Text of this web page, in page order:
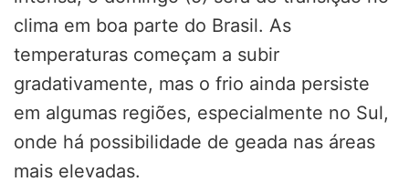
clima em boa parte do Brasil. As
temperaturas começam a subir
gradativamente, mas o frio ainda persiste
em algumas regiões, especialmente no Sul,
onde há possibilidade de geada nas áreas
mais elevadas.